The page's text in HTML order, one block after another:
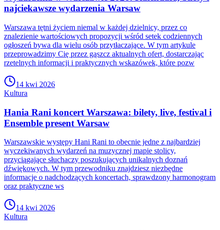
najciekawsze wydarzenia Warsaw
Warszawa tętni życiem niemal w każdej dzielnicy, przez co
znalezienie wartościowych propozycji wśród setek codziennych
ogłoszeń bywa dla wielu osób przytłaczające. W tym artykule
przeprowadzimy Cię przez gąszcz aktualnych ofert, dostarczając
rzetelnych informacji i praktycznych wskazówek, które pozw
14 kwi 2026
Kultura
Hania Rani koncert Warszawa: bilety, live, festival i
Ensemble present Warsaw
Warszawskie występy Hani Rani to obecnie jedne z najbardziej
wyczekiwanych wydarzeń na muzycznej mapie stolicy,
przyciągające słuchaczy poszukujących unikalnych doznań
dźwiękowych. W tym przewodniku znajdziesz niezbędne
informacje o nadchodzących koncertach, sprawdzony harmonogram
oraz praktyczne ws
14 kwi 2026
Kultura